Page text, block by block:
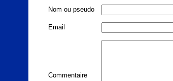
Nom ou pseudo
Email
Commentaire